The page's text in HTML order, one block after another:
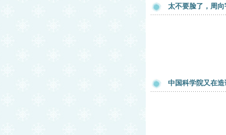
太不要脸了，周
中国科学院又在